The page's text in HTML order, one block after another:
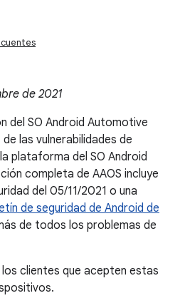
de 2021
del SO Android Automotive
las vulnerabilidades de
plataforma del SO Android
completa de AAOS incluye
del 05/11/2021 o una
de seguridad de Android de
de todos los problemas de
clientes que acepten estas